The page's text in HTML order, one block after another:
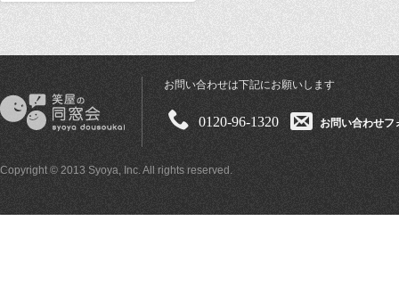
お問い合わせは下記にお願いします
0120-96-1320 お問い合わせフ
Copyright © 2013 Syoya, Inc. All rights reserved.